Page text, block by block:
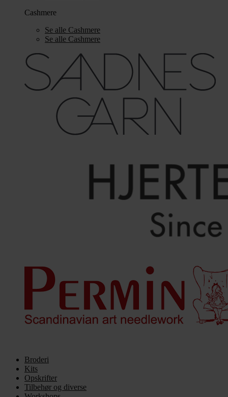
Cashmere
Se alle Cashmere
Se alle Cashmere
Broderi
Kits
Opskrifter
Tilbehør og diverse